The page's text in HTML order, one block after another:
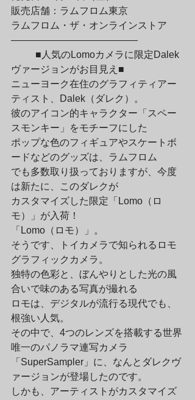
販売店舗：ラムフロム東京
ラムフロム・ザ・オンラインストア
—————————————
ヴァージョンがお目見え■
ニューヨーク在住のグラフィティアー
ティスト、Dalek（ダレク）。
彼のアイコン的キャラクター「スペー
スモンキー」をモチーフにした
ポップな色のフィギュアやスケートボ
ードなどのグッズは、ラムフロム
でも多数取り扱っておりますが、今度
は新たに、このダレクが
カスタマイズした限定「Lomo（ロ
モ）」が入荷！
「Lomo（ロモ）」。
そうです、トイカメラで知られるロモ
グラフィックカメラ。
独特の色彩と、ぼんやりとした光の風
合いで味のある写真が撮れる
ロモは、デジタルが流行る現代でも、
根強い人気。
その中で、4つのレンズを搭載する世界
唯一のパノラマ連写カメラ
「SuperSampler」に、なんとダレクヴ
ァージョンが登場したのです。
しかも、アーティストがカスタマイズ